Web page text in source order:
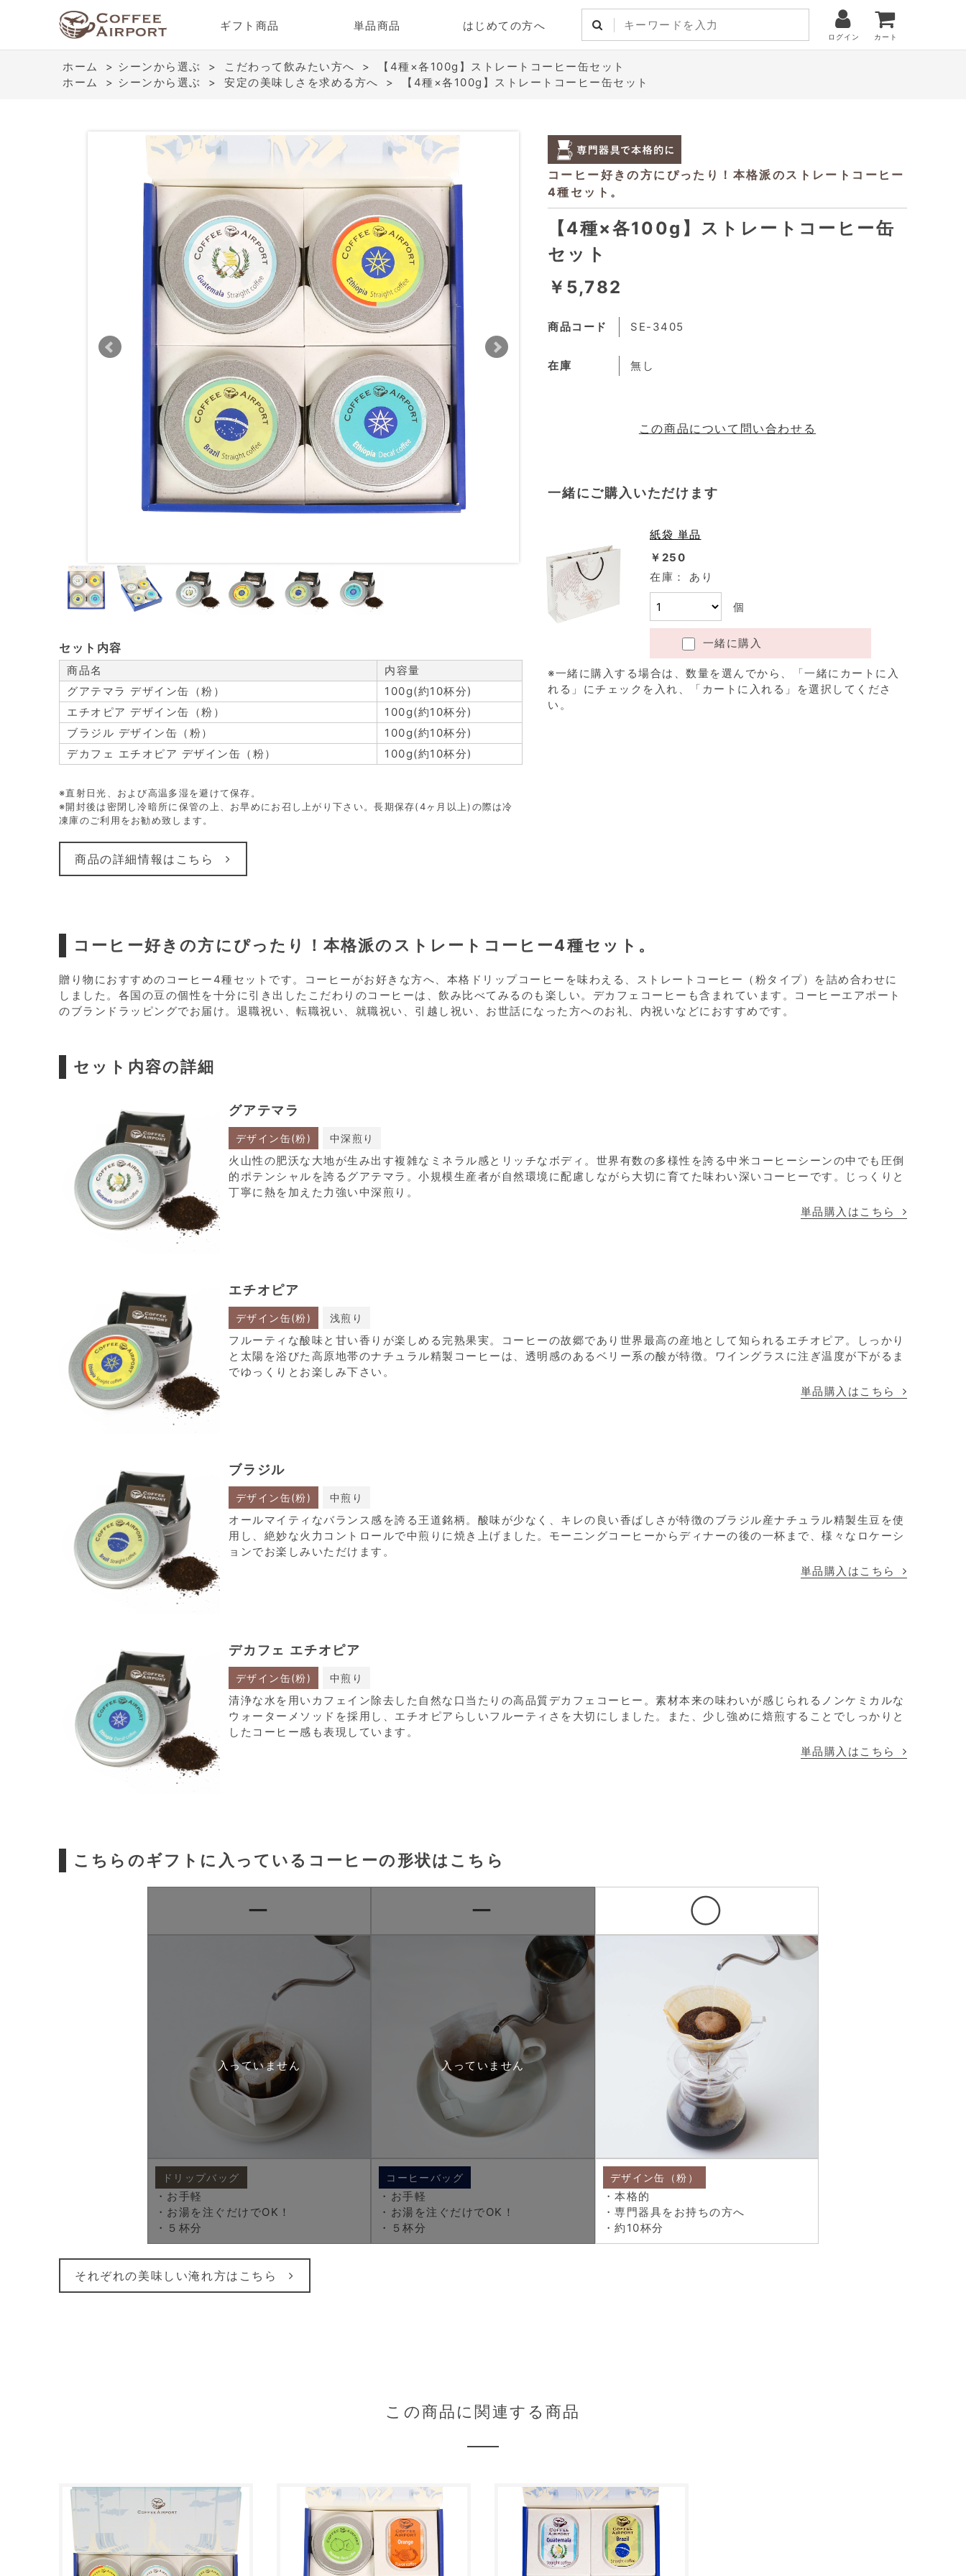
ギフト商品 単品商品 はじめての方へ
ログイン カート
ホーム > シーンから選ぶ > こだわって飲みたい方へ >
【4種×各100g】ストレートコーヒー缶セット
ホーム
> シーンから選ぶ > 安定の美味しさを求める方へ > 【4種×各100g】ストレートコーヒー缶セット
セット内容
商品名
内容量
グアテマラ デザイン缶（粉）
100g(約10杯分)
エチオピア デザイン缶（粉）
100g(約10杯分)
ブラジル デザイン缶（粉）
100g(約10杯分)
デカフェ エチオピア デザイン缶（粉）
100g(約10杯分)
※直射日光、および高温多湿を避けて保存。
※開封後は密閉し冷暗所に保管の上、お早めにお召し上がり下さい。長期保存(4ヶ月以上)の際は冷
凍庫のご利用をお勧め致します。
商品の詳細情報はこちら
【4種×各100g】ストレートコーヒー缶
セット
￥5,782
商品コード SE-3405
在庫 無し
一緒にご購入いただけます
紙袋 単品
￥250
在庫：
あり
個
一緒に購入
※一緒に購入する場合は、数量を選んでから、「一緒にカートに入
れる」にチェックを入れ、「カートに入れる」を選択してくださ
い。
この商品について問い合わせる
コーヒー好きの方にぴったり！本格派のストレートコーヒー4種セット。
贈り物におすすめのコーヒー4種セットです。コーヒーがお好きな方へ、本格ドリップコーヒーを味わえる、ストレートコーヒー（粉タイプ）を詰め合わせに
しました。各国の豆の個性を十分に引き出したこだわりのコーヒーは、飲み比べてみるのも楽しい。デカフェコーヒーも含まれています。コーヒーエアポート
のブランドラッピングでお届け。退職祝い、転職祝い、就職祝い、引越し祝い、お世話になった方へのお礼、内祝いなどにおすすめです。
セット内容の詳細
グアテマラ
デザイン缶(粉) 中深煎り
火山性の肥沃な大地が生み出す複雑なミネラル感とリッチなボディ。世界有数の多様性を誇る中米コーヒーシーンの中でも圧倒
的ポテンシャルを誇るグアテマラ。小規模生産者が自然環境に配慮しながら大切に育てた味わい深いコーヒーです。じっくりと
丁寧に熱を加えた力強い中深煎り。
単品購入はこちら
エチオピア
デザイン缶(粉) 浅煎り
フルーティな酸味と甘い香りが楽しめる完熟果実。コーヒーの故郷であり世界最高の産地として知られるエチオピア。しっかり
と太陽を浴びた高原地帯のナチュラル精製コーヒーは、透明感のあるベリー系の酸が特徴。ワイングラスに注ぎ温度が下がるま
でゆっくりとお楽しみ下さい。
単品購入はこちら
ブラジル
デザイン缶(粉) 中煎り
オールマイティなバランス感を誇る王道銘柄。酸味が少なく、キレの良い香ばしさが特徴のブラジル産ナチュラル精製生豆を使
用し、絶妙な火力コントロールで中煎りに焼き上げました。モーニングコーヒーからディナーの後の一杯まで、様々なロケーシ
ョンでお楽しみいただけます。
単品購入はこちら
デカフェ エチオピア
デザイン缶(粉) 中煎り
清浄な水を用いカフェイン除去した自然な口当たりの高品質デカフェコーヒー。素材本来の味わいが感じられるノンケミカルな
ウォーターメソッドを採用し、エチオピアらしいフルーティさを大切にしました。また、少し強めに焙煎することでしっかりと
したコーヒー感も表現しています。
単品購入はこちら
こちらのギフトに入っているコーヒーの形状はこちら
ー
ドリップバッグ
・お手軽
・お湯を注ぐだけでOK！
・５杯分
ー
コーヒーバッグ
・お手軽
・お湯を注ぐだけでOK！
・５杯分
◯
デザイン缶（粉）
・本格的
・専門器具をお持ちの方へ
・約10杯分
それぞれの美味しい淹れ方はこちら
この商品に関連する商品